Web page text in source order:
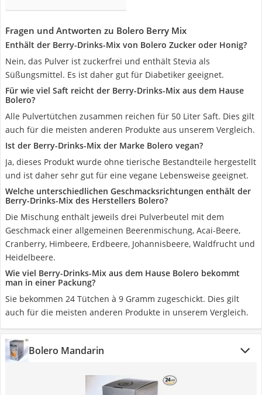
Fragen und Antworten zu Bolero Berry Mix
Enthält der Berry-Drinks-Mix von Bolero Zucker oder Honig?
Nein, das Pulver ist zuckerfrei und enthält Stevia als
Süßungsmittel. Es ist daher gut für Diabetiker geeignet.
Für wie viel Saft reicht der Berry-Drinks-Mix aus dem Hause
Bolero?
Alle Pulvertütchen zusammen reichen für 50 Liter Saft. Dies gilt
auch für die meisten anderen Produkte aus unserem Vergleich.
Ist der Berry-Drinks-Mix der Marke Bolero vegan?
Ja, dieses Produkt wurde ohne tierische Bestandteile hergestellt
und ist daher sehr gut für eine vegane Lebensweise geeignet.
Welche unterschiedlichen Geschmacksrichtungen enthält der
Berry-Drinks-Mix des Herstellers Bolero?
Die Mischung enthält jeweils drei Pulverbeutel mit dem
Geschmack einer allgemeinen Beerenmischung, Acai-Beere,
Cranberry, Himbeere, Erdbeere, Johannisbeere, Waldfrucht und
Heidelbeere.
Wie viel Berry-Drinks-Mix aus dem Hause Bolero bekommt
man in einer Packung?
Sie bekommen 24 Tütchen à 9 Gramm zugeschickt. Dies gilt
auch für die meisten anderen Produkte in unserem Vergleich.
Bolero Mandarin